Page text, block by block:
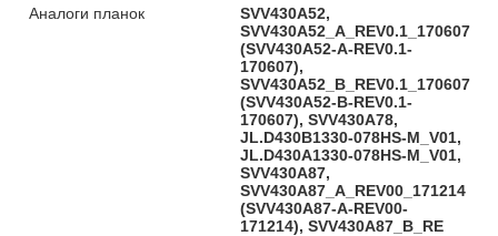
Аналоги планок
SVV430A52,
SVV430A52_A_REV0.1_170607
(SVV430A52-A-REV0.1-
170607),
SVV430A52_B_REV0.1_170607
(SVV430A52-B-REV0.1-
170607), SVV430A78,
JL.D430B1330-078HS-M_V01,
JL.D430A1330-078HS-M_V01,
SVV430A87,
SVV430A87_A_REV00_171214
(SVV430A87-A-REV00-
171214), SVV430A87_B_RE